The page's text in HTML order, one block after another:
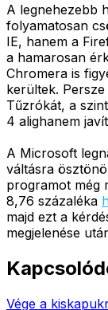
A legnehezebb
folyamatosan
IE, hanem a
a hamarosan
Chromera is
kerültek.
Tűzrókát, a
4 alighanem
A Microsoft
váltásra
programot még
8,76 százaléka
majd ezt a
megjelenése
Vége a